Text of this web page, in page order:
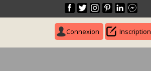
Connexion Inscription